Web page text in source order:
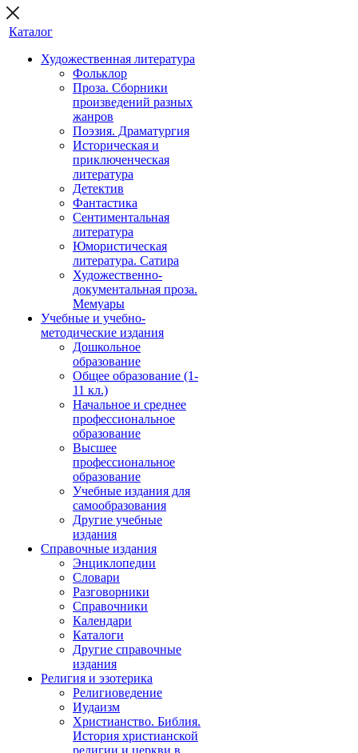
Каталог
Художественная литература
Фольклор
Проза. Сборники
произведений разных
жанров
Поэзия. Драматургия
Историческая и
приключенческая
литература
Детектив
Фантастика
Сентиментальная
литература
Юмористическая
литература. Сатира
Художественно-
документальная проза.
Мемуары
Учебные и учебно-
методические издания
Дошкольное
образование
Общее образование (1-
11 кл.)
Начальное и среднее
профессиональное
образование
Высшее
профессиональное
образование
Учебные издания для
самообразования
Другие учебные
издания
Справочные издания
Энциклопедии
Словари
Разговорники
Справочники
Календари
Каталоги
Другие справочные
издания
Религия и эзотерика
Религиоведение
Иудаизм
Христианство. Библия.
История христианской
религии и церкви в